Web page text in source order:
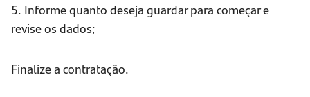
5. Informe quanto deseja guardar para começar e
revise os dados;
Finalize a contratação.